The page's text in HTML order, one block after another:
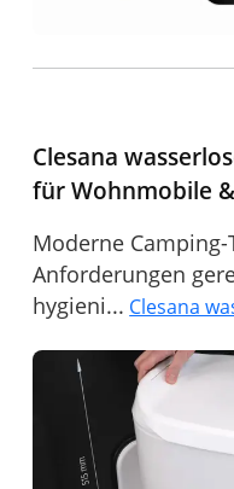
Clesana
für Wohnmobile
Moderne
Anforderungen
hygieni... Clesana